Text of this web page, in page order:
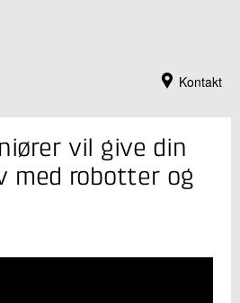
Kontakt
vil give din
med robotter og